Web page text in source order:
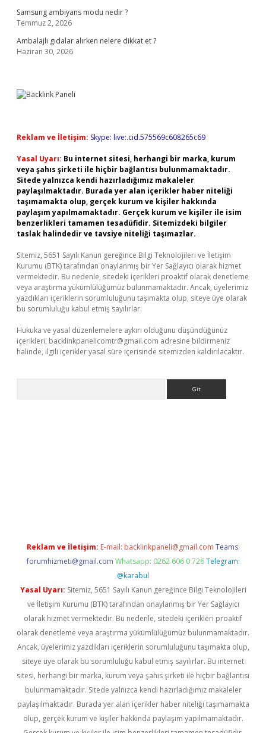
Samsung ambiyans modu nedir ?
Temmuz 2, 2026
Ambalajlı gıdalar alırken nelere dikkat et ?
Haziran 30, 2026
Reklam ve İletişim: Skype: live:.cid.575569c608265c69
Yasal Uyarı: Bu internet sitesi, herhangi bir marka, kurum
veya şahıs şirketi ile hiçbir bağlantısı bulunmamaktadır.
Sitede yalnızca kendi hazırladığımız makaleler
paylaşılmaktadır. Burada yer alan içerikler haber niteliği
taşımamakta olup, gerçek kurum ve kişiler hakkında
paylaşım yapılmamaktadır. Gerçek kurum ve kişiler ile isim
benzerlikleri tamamen tesadüfidir. Sitemizdeki bilgiler
taslak halindedir ve tavsiye niteliği taşımazlar.
Sitemiz, 5651 Sayılı Kanun gereğince Bilgi Teknolojileri ve İletişim
Kurumu (BTK) tarafından onaylanmış bir Yer Sağlayıcı olarak hizmet
vermektedir. Bu nedenle, sitedeki içerikleri proaktif olarak denetleme
veya araştırma yükümlülüğümüz bulunmamaktadır. Ancak, üyelerimiz
yazdıkları içeriklerin sorumluluğunu taşımakta olup, siteye üye olarak
bu sorumluluğu kabul etmiş sayılırlar.
Hukuka ve yasal düzenlemelere aykırı olduğunu düşündüğünüz
içerikleri, backlinkpanelicomtr@gmail.com adresine bildirmeniz
halinde, ilgili içerikler yasal süre içerisinde sitemizden kaldırılacaktır.
Reklam ve İletişim: E-mail: backlinkpaneli@gmail.com Teams:
forumhizmeti@gmail.com Whatsapp: 0262 606 0 726 Telegram:
@karabul
Yasal Uyarı: Sitemiz, 5651 Sayılı Kanun gereğince Bilgi Teknolojileri
ve İletişim Kurumu (BTK) tarafından onaylanmış bir Yer Sağlayıcı
olarak hizmet vermektedir. Bu nedenle, sitedeki içerikleri proaktif
olarak denetleme veya araştırma yükümlülüğümüz bulunmamaktadır.
Ancak, üyelerimiz yazdıkları içeriklerin sorumluluğunu taşımakta olup,
siteye üye olarak bu sorumluluğu kabul etmiş sayılırlar. Bu internet
sitesi, herhangi bir marka, kurum veya şahıs şirketi ile hiçbir bağlantısı
bulunmamaktadır. Sitede yalnızca kendi hazırladığımız makaleler
paylaşılmaktadır. Burada yer alan içerikler haber niteliği taşımamakta
olup, gerçek kurum ve kişiler hakkında paylaşım yapılmamaktadır.